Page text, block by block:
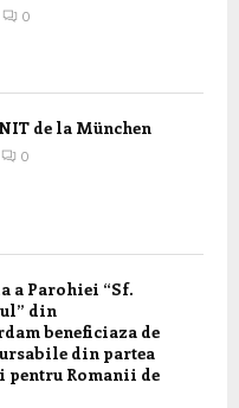
0
de la München
0
a Parohiei “Sf.
din
beneficiaza de
din partea
pentru Romanii de